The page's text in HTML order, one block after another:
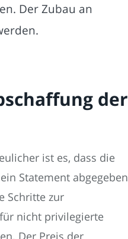
Der Zubau an
der
ist es, dass die
Statement abgegeben
Schritte zur
nicht privilegierte
Der Preis der